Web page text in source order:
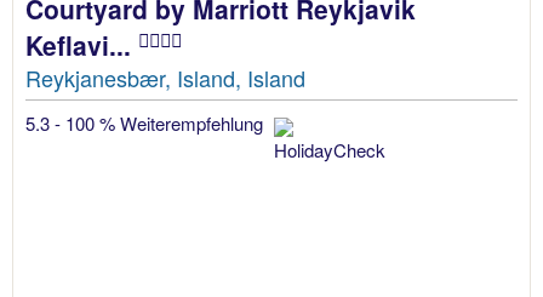
Courtyard by Marriott Reykjavik
Keflavi...
Reykjanesbær, Island, Island
5.3 - 100 % Weiterempfehlung